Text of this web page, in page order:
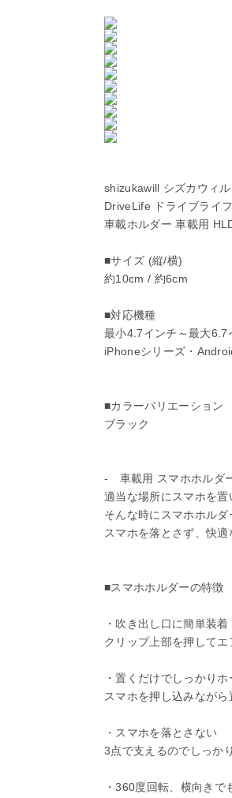
shizukawill シズカウィ
DriveLife ドライブライフ
車載ホルダー 車載用
■サイズ (縦/横)
約10cm / 約6cm
■対応機種
最小4.7インチ～最大6.7
iPhoneシリーズ・
■カラーバリエーション
ブラック
- 車載用 スマホホルダ
適当な場所にスマホを
そんな時にスマホホルダ
スマホを落とさず、快適
■スマホホルダーの特徴
・吹き出し口に簡単装着
クリップ上部を押して
・置くだけでしっかりホ
スマホを押し込みなが
・スマホを落とさない
3点で支えるのでしっか
・360度回転、横向きで